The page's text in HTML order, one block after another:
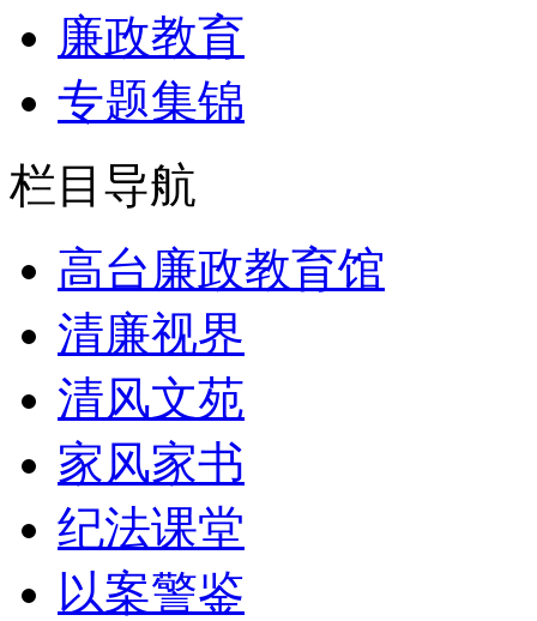
廉政教育
专题集锦
栏目导航
高台廉政教育馆
清廉视界
清风文苑
家风家书
纪法课堂
以案警鉴